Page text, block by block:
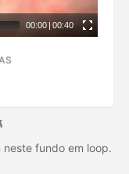
00:00 | 00:40
neste fundo em loop.